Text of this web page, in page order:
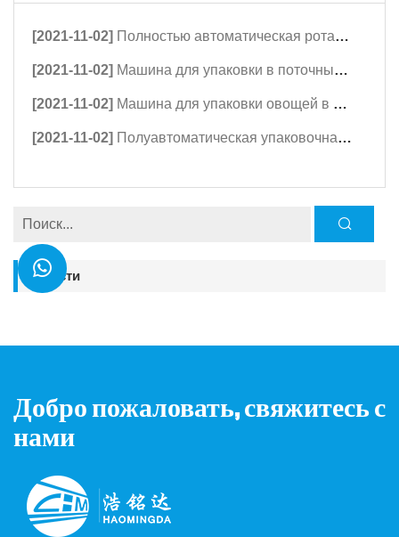
[2021-11-02] Полностью автоматическая ротационная упаковочная машина для упаковки орехов весом от 200 г до 1 кг.
[2021-11-02] Машина для упаковки в поточный пакет из нержавеющей стали для упаковки 5 кг лапши с автоматическим взвешиванием
[2021-11-02] Машина для упаковки овощей в поток с весовым и этикетировочным оборудованием
[2021-11-02] Полуавтоматическая упаковочная машина для упаковки фрикаделек весом от 1 до 3,5 кг.
Новости
Добро пожаловать, свяжитесь с
нами